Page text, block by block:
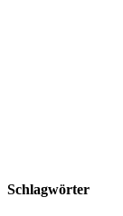
Schlagwörter